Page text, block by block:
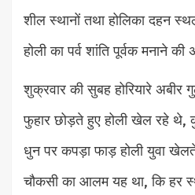
शील स्थानों तथा होलिका दहन
होली का पर्व शांति पूर्वक मनाने की
शुक्रवार की सुबह होरियारे अबीर
फुहार छोड़ते हुए होली खेल रहे
धुन पर कपड़ा फाड़ होली युवा
चौकसी का आलम यह था, कि हर